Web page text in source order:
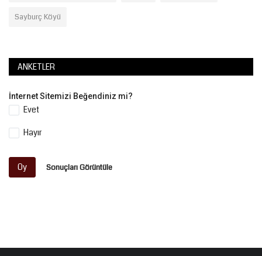
Sayburç Köyü
ANKETLER
İnternet Sitemizi Beğendiniz mi?
Evet
Hayır
Oy Sonuçları Görüntüle